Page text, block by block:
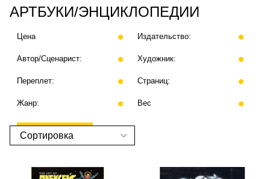
АРТБУКИ/ЭНЦИКЛОПЕДИИ
Цена Издательство:
Автор/Сценарист: Художник:
Переплет: Страниц:
Жанр: Вес
ПРИМЕНИТЬ